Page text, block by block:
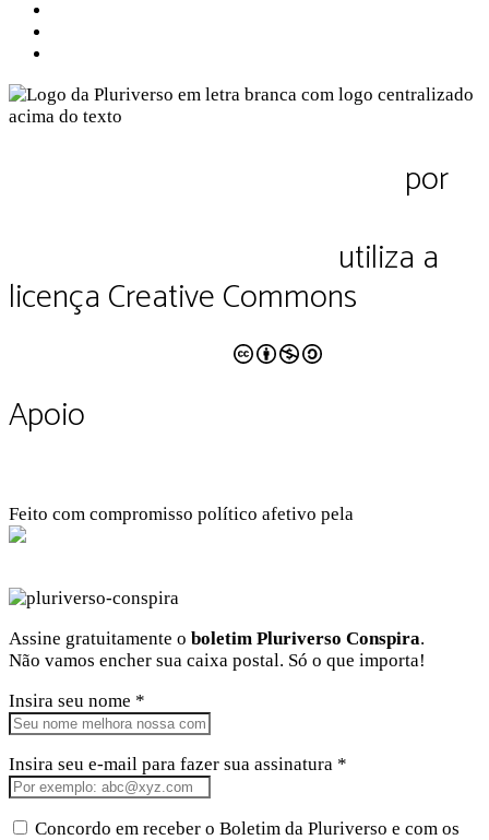
por
utiliza a
licença Creative Commons
Apoio
Feito com compromisso político afetivo pela
Assine gratuitamente o boletim Pluriverso Conspira.
Não vamos encher sua caixa postal. Só o que importa!
Insira seu nome *
Insira seu e-mail para fazer sua assinatura *
Concordo em receber o Boletim da Pluriverso e com os